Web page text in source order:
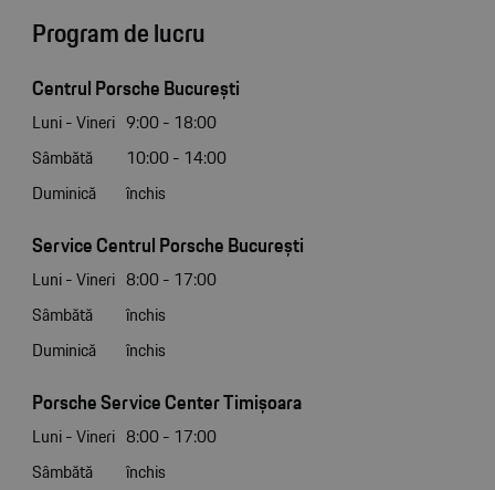
Program de lucru
Centrul Porsche București
Luni - Vineri 9:00 - 18:00
Sâmbătă
10:00 - 14:00
Duminică
închis
Service Centrul Porsche București
Luni - Vineri 8:00 - 17:00
Sâmbătă
închis
Duminică
închis
Porsche Service Center Timișoara
Luni - Vineri 8:00 - 17:00
Sâmbătă
închis